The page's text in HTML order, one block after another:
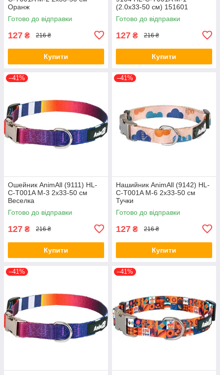
Оранж
Готово до відправки
127 ₴ 216 ₴
Купити
(2.0х33-50 см) 151601
Готово до відправки
127 ₴ 216 ₴
Купити
–41%
Ошейник AnimAll (9111) HL-
C-T001A M-3 2x33-50 см
Веселка
Готово до відправки
127 ₴ 216 ₴
Купити
–41%
Нашийник AnimAll (9142) HL-
C-T001A M-6 2x33-50 см
Тучки
Готово до відправки
127 ₴ 216 ₴
Купити
–41% –41%